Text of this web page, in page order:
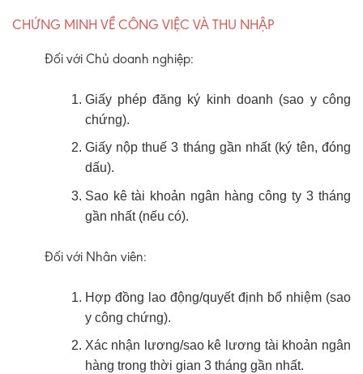
CHỨNG MINH VỀ CÔNG VIỆC VÀ THU NHẬP
Đối với Chủ doanh nghiệp:
Giấy phép đăng ký kinh doanh (sao y công
chứng).
Giấy nộp thuế 3 tháng gần nhất (ký tên, đóng
dấu).
Sao kê tài khoản ngân hàng công ty 3 tháng
gần nhất (nếu có).
Đối với Nhân viên:
Hợp đồng lao động/quyết định bổ nhiệm (sao
y công chứng).
Xác nhận lương/sao kê lương tài khoản ngân
hàng trong thời gian 3 tháng gần nhất.